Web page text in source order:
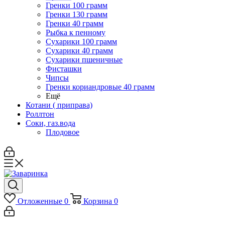
Гренки 100 грамм
Гренки 130 грамм
Гренки 40 грамм
Рыбка к пенному
Сухарики 100 грамм
Сухарики 40 грамм
Сухарики пшеничные
Фисташки
Чипсы
Гренки кориандровые 40 грамм
Ещё
Котани ( приправа)
Роллтон
Соки, газ.вода
Плодовое
Отложенные 0 Корзина 0